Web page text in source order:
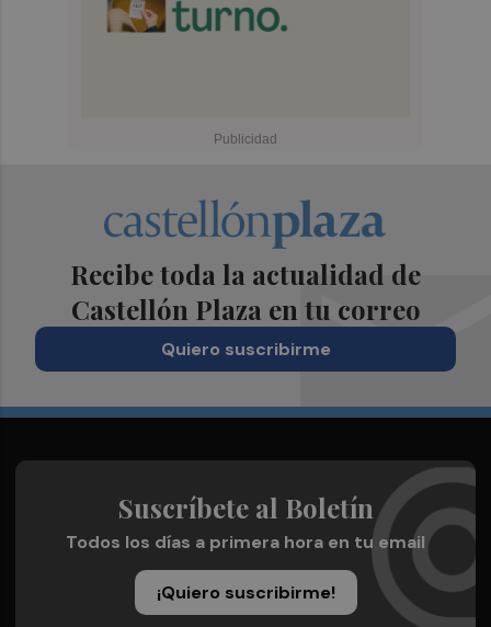
Recibe toda la actualidad de
Castellón Plaza en tu correo
Quiero suscribirme
Suscríbete al Boletín
Todos los días a primera hora en tu email
¡Quiero suscribirme!